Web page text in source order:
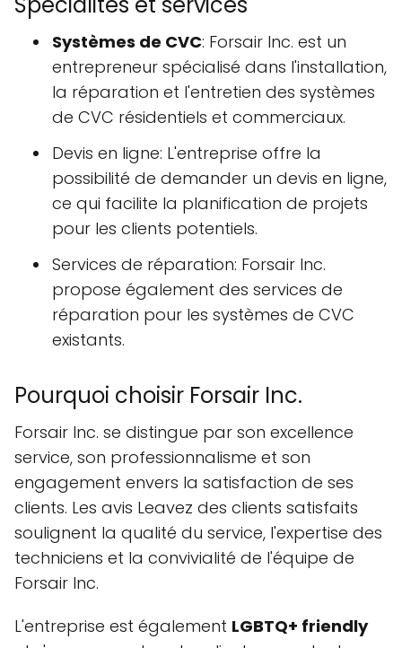
Systèmes de CVC: Forsair Inc. est un
entrepreneur spécialisé dans l'installation,
la réparation et l'entretien des systèmes
de CVC résidentiels et commerciaux.
Devis en ligne: L'entreprise offre la
possibilité de demander un devis en ligne,
ce qui facilite la planification de projets
pour les clients potentiels.
Services de réparation: Forsair Inc.
propose également des services de
réparation pour les systèmes de CVC
existants.
Pourquoi choisir Forsair Inc.
Forsair Inc. se distingue par son excellence
service, son professionnalisme et son
engagement envers la satisfaction de ses
clients. Les avis Leavez des clients satisfaits
soulignent la qualité du service, l'expertise des
techniciens et la convivialité de l'équipe de
Forsair Inc.
L'entreprise est également LGBTQ+ friendly